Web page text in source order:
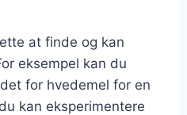
at finde og kan
eksempel kan du
for hvedemel for en
kan eksperimentere